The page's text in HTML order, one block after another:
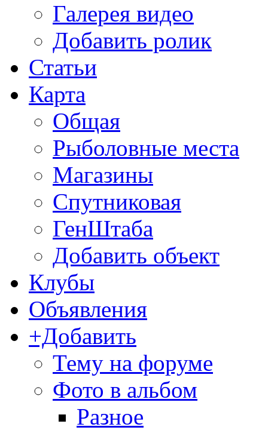
Галерея видео
Добавить ролик
Статьи
Карта
Общая
Рыболовные места
Магазины
Спутниковая
ГенШтаба
Добавить объект
Клубы
Объявления
+Добавить
Тему на форуме
Фото в альбом
Разное